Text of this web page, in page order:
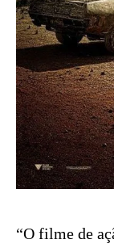
“O filme de